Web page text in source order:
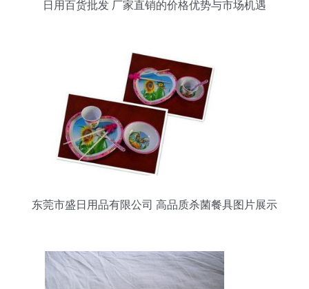
日用百货批发 厂家直销的价格优势与市场机遇
东莞市盛日用品有限公司 高品质杀菌餐具图片展示